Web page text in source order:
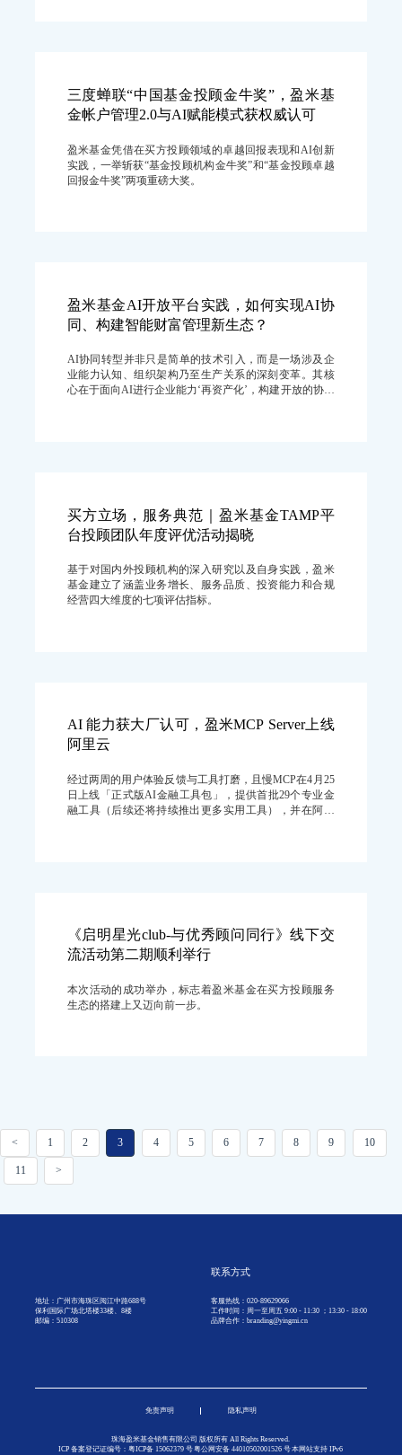
三度蝉联“中国基金投顾金牛奖”，盈米基
金帐户管理2.0与AI赋能模式获权威认可
盈米基金凭借在买方投顾领域的卓越回报表现和AI创新
实践，一举斩获“基金投顾机构金牛奖”和“基金投顾卓越
回报金牛奖”两项重磅大奖。
盈米基金AI开放平台实践，如何实现AI协
同、构建智能财富管理新生态？
AI协同转型并非只是简单的技术引入，而是一场涉及企
业能力认知、组织架构乃至生产关系的深刻变革。其核
心在于面向AI进行企业能力‘再资产化’，构建开放的协同
买方立场，服务典范｜盈米基金TAMP平
台投顾团队年度评优活动揭晓
基于对国内外投顾机构的深入研究以及自身实践，盈米
基金建立了涵盖业务增长、服务品质、投资能力和合规
经营四大维度的七项评估指标。
AI 能力获大厂认可，盈米MCP Server上线
阿里云
经过两周的用户体验反馈与工具打磨，且慢MCP在4月25
日上线「正式版AI金融工具包」，提供首批29个专业金
融工具（后续还将持续推出更多实用工具），并在阿里
《启明星光club-与优秀顾问同行》线下交
流活动第二期顺利举行
本次活动的成功举办，标志着盈米基金在买方投顾服务
生态的搭建上又迈向前一步。
< 1 2 3 4 5 6 7 8 9 10
11 >
地址：广州市海珠区阅江中路688号
保利国际广场北塔楼33楼、8楼
邮编：510308
联系方式
客服热线：020-89629066
工作时间：周一至周五 9:00 - 11:30 ；13:30 - 18:00
品牌合作：branding@yingmi.cn
免责声明 隐私声明
珠海盈米基金销售有限公司 版权所有 All Rights Reserved.
ICP 备案登记证编号：粤ICP备 15062379 号粤公网安备 44010502001526 号本网站支持 IPv6